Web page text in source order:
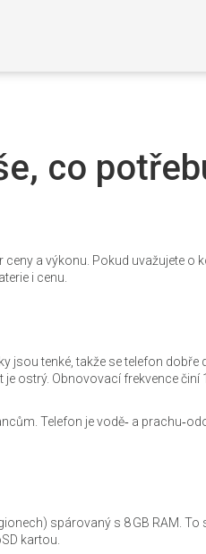
co
a výkonu. Pokud uvažujete o
i cenu.
tenké, takže se telefon dobře
je ostrý. Obnovovací frekvence činí
Telefon je vodě‑ a
spárovaný s 8 GB RAM. To
kartou.